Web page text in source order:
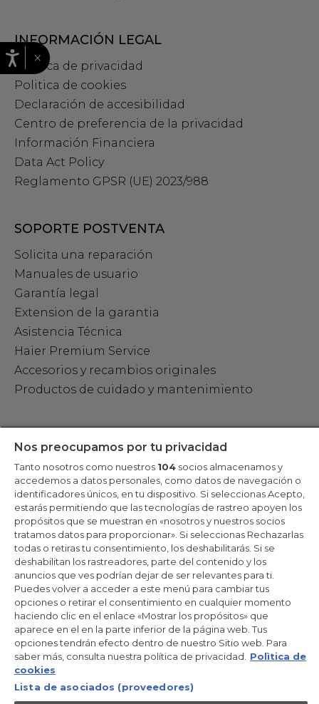
INFORMACIÓN LEGAL
Política de privacidad
Politica de cookies
Declaración de accesibilidad
Centro de preferencia de la privacidad
Información Financiera
Data Act Policy
Reglamento GPSR (UE) 2023/988
SOPORTE POSTVENTA
Solicita una reparación
Manuales de usuario
Garantía legal
Extension de la garantia
Asistencia Técnica
Haier Premium Service
Accesorios y recambios originales
Productos de cuidado y mantenimiento
Regístrate ahora
Candy Hoover Group Srl –con accionista único, empresa que
gestiona y coordina la actividad de Candy S.p.A, con domicilio fiscal
en Via Comolli, 57 - 20861 Brugherio (MB) – Sede administrativa:
Via Privata Eden Fumagalli - 20861 Brugherio (MB). - Italia con
capital social de 30,000,000.00€ íntegramente desembolsado.
Registro Mercantil/ tributación de Monza y Brianza 04666310158 –
IVA núm. IT00786860965
ES / Español
×
Nos preocupamos por tu privacidad
Tanto nosotros como nuestros 104 socios almacenamos y
accedemos a datos personales, como datos de navegación o
identificadores únicos, en tu dispositivo. Si seleccionas Acepto,
estarás permitiendo que las tecnologías de rastreo apoyen los
propósitos que se muestran en «nosotros y nuestros socios
tratamos datos para proporcionar». Si seleccionas Rechazarlas
todas o retiras tu consentimiento, los deshabilitarás. Si se
deshabilitan los rastreadores, parte del contenido y los
anuncios que ves podrían dejar de ser relevantes para ti.
Puedes volver a acceder a este menú para cambiar tus
opciones o retirar el consentimiento en cualquier momento
haciendo clic en el enlace «Mostrar los propósitos» que
aparece en el en la parte inferior de la página web. Tus
opciones tendrán efecto dentro de nuestro Sitio web. Para
saber más, consulta nuestra política de privacidad.
Polìtica de
cookies
Lista de asociados (proveedores)